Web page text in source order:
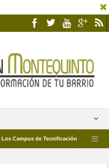
de Tecnificación Deportiva 2026